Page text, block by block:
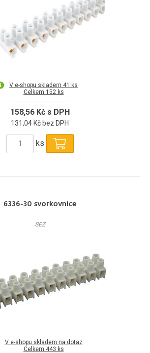
V e-shopu skladem 41 ks
Celkem 152 ks
158,56 Kč s DPH
131,04 Kč bez DPH
ks
6336-30 svorkovnice
SEZ
V e-shopu skladem na dotaz
Celkem 443 ks